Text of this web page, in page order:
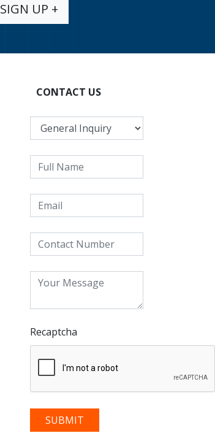
SIGN UP +
CONTACT US
Recaptcha